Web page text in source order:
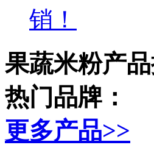
销！
果蔬米粉产
热门品牌：
更多产品>>